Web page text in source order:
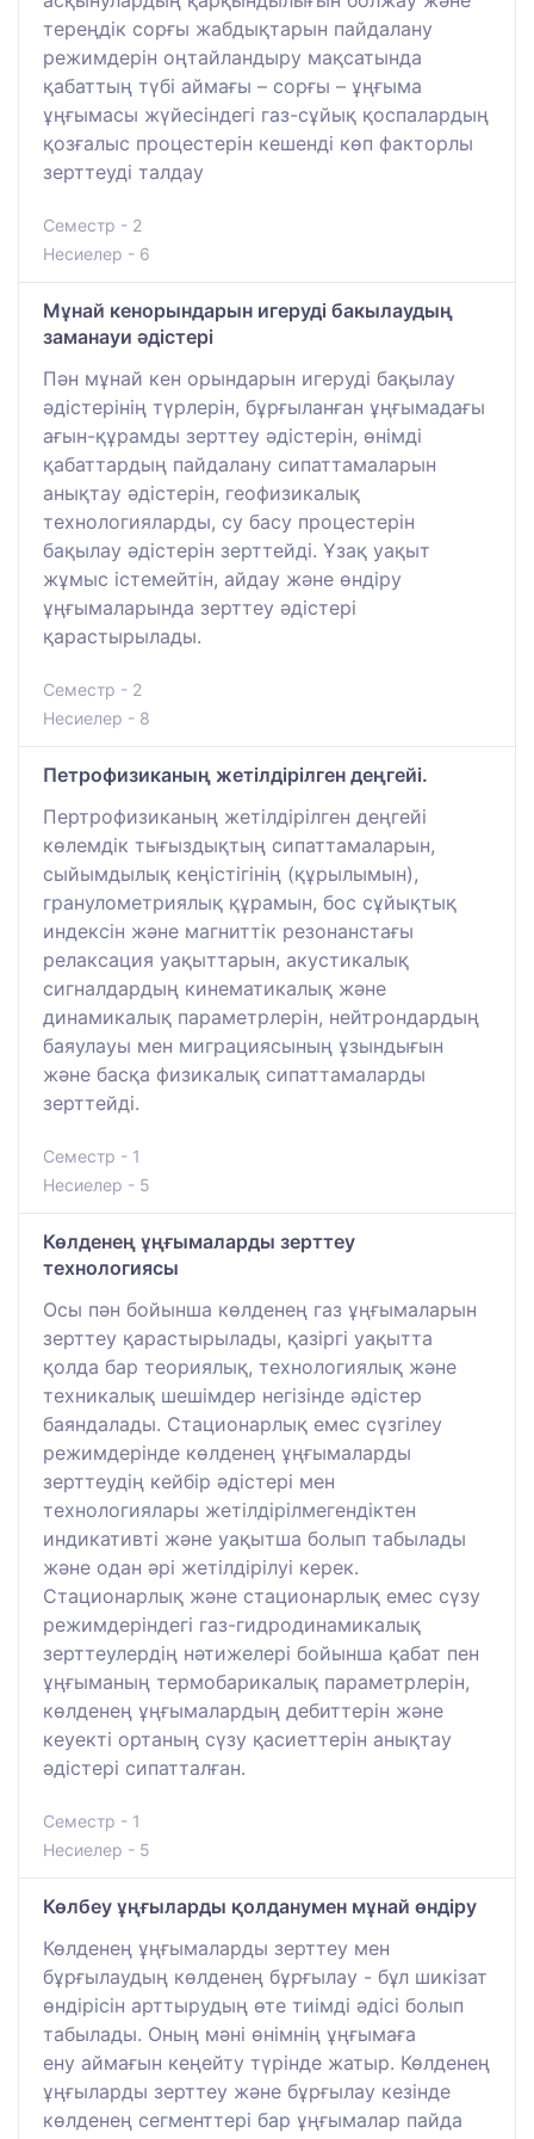
тереңдік сорғы жабдықтарын пайдалану
режимдерін оңтайландыру мақсатында
қабаттың түбі аймағы – сорғы – ұңғыма
ұңғымасы жүйесіндегі газ-сұйық қоспалардың
қозғалыс процестерін кешенді көп факторлы
зерттеуді талдау
Семестр - 2
Несиелер - 6
Мұнай кенорындарын игеруді бакылаудың
заманауи әдістері
Пән мұнай кен орындарын игеруді бақылау
әдістерінің түрлерін, бұрғыланған ұңғымадағы
ағын-құрамды зерттеу әдістерін, өнімді
қабаттардың пайдалану сипаттамаларын
анықтау әдістерін, геофизикалық
технологияларды, су басу процестерін
бақылау әдістерін зерттейді. Ұзақ уақыт
жұмыс істемейтін, айдау және өндіру
ұңғымаларында зерттеу әдістері
қарастырылады.
Семестр - 2
Несиелер - 8
Петрофизиканың жетілдірілген деңгейі.
Пертрофизиканың жетілдірілген деңгейі
көлемдік тығыздықтың сипаттамаларын,
сыйымдылық кеңістігінің (құрылымын),
гранулометриялық құрамын, бос сұйықтық
индексін және магниттік резонанстағы
релаксация уақыттарын, акустикалық
сигналдардың кинематикалық және
динамикалық параметрлерін, нейтрондардың
баяулауы мен миграциясының ұзындығын
және басқа физикалық сипаттамаларды
зерттейді.
Семестр - 1
Несиелер - 5
Көлденең ұңғымаларды зерттеу
технологиясы
Осы пән бойынша көлденең газ ұңғымаларын
зерттеу қарастырылады, қазіргі уақытта
қолда бар теориялық, технологиялық және
техникалық шешімдер негізінде әдістер
баяндалады. Стационарлық емес сүзгілеу
режимдерінде көлденең ұңғымаларды
зерттеудің кейбір әдістері мен
технологиялары жетілдірілмегендіктен
индикативті және уақытша болып табылады
және одан әрі жетілдірілуі керек.
Стационарлық және стационарлық емес сүзу
режимдеріндегі газ-гидродинамикалық
зерттеулердің нәтижелері бойынша қабат пен
ұңғыманың термобарикалық параметрлерін,
көлденең ұңғымалардың дебиттерін және
кеуекті ортаның сүзу қасиеттерін анықтау
әдістері сипатталған.
Семестр - 1
Несиелер - 5
Көлбеу ұңғыларды қолданумен мұнай өндіру
Көлденең ұңғымаларды зерттеу мен
бұрғылаудың көлденең бұрғылау - бұл шикізат
өндірісін арттырудың өте тиімді әдісі болып
табылады. Оның мәні өнімнің ұңғымаға
ену аймағын кеңейту түрінде жатыр. Көлденең
ұңғыларды зерттеу және бұрғылау кезінде
көлденең сегменттері бар ұңғымалар пайда